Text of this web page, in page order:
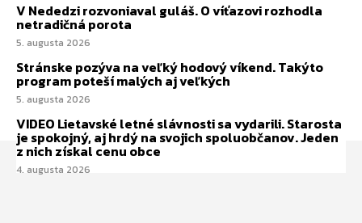
V Nededzi rozvoniaval guláš. O víťazovi rozhodla
netradičná porota
5. augusta 2026
Stránske pozýva na veľký hodový víkend. Takýto
program poteší malých aj veľkých
5. augusta 2026
VIDEO Lietavské letné slávnosti sa vydarili. Starosta
je spokojný, aj hrdý na svojich spoluobčanov. Jeden
z nich získal cenu obce
4. augusta 2026